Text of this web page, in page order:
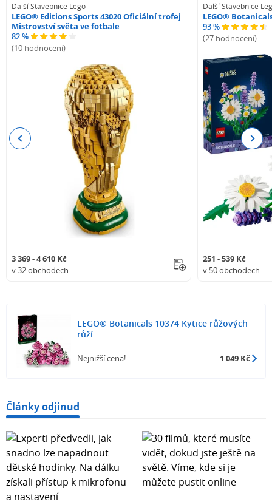
Další Stavebnice Lego
LEGO® Editions Sports 43020 Oficiální trofej
Mistrovství světa ve fotbale
82 %
(10 hodnocení)
3 369 - 4 610 Kč
v 32 obchodech
Další Stavebnice
LEGO®
93 %
(27 hodnocení)
251 - 539 Kč
v 50 obchodech
Previous Next
LEGO® Botanicals 10374 Kytice růžových
růží
Nejnižší cena! 1 049 Kč
Články odjinud